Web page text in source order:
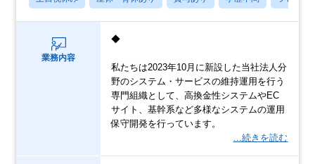
業務内容
◆
私たちは2023年10月に新設した当社法人分
野のシステム・サービスの維持運用を行う
専門組織として、高換金性システムやEC
サイト、基幹系など多様なシステムの運用
保守開発を行っています。
…続きを読む